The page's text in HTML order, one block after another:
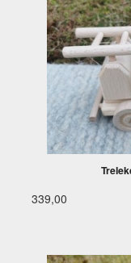
339,00